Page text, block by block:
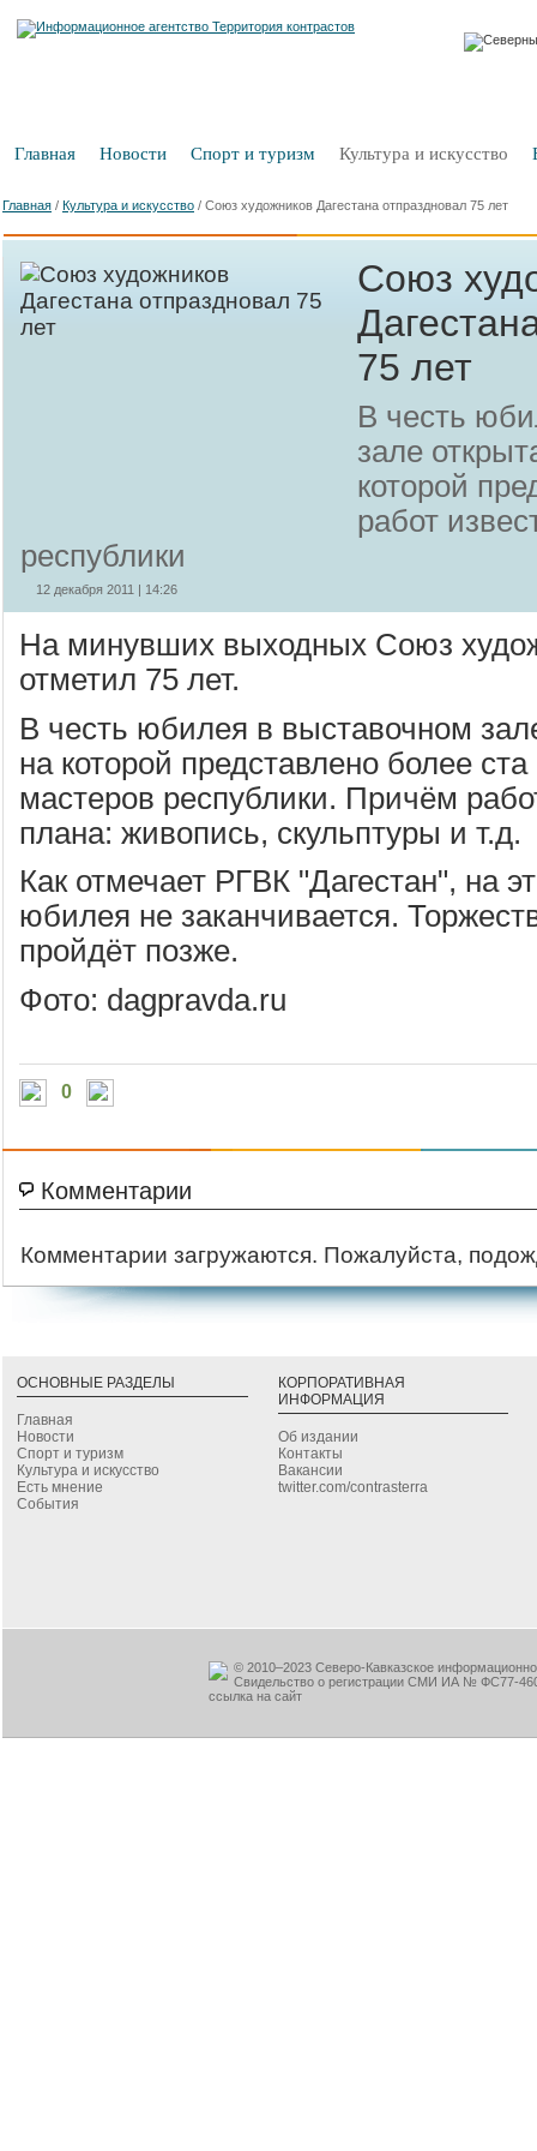
Главная Новости Спорт и туризм Культура и искусство
Главная / Культура и искусство / Союз художников Дагестана отпраздновал 75 лет
Союз
75 лет
В честь
зале
которой
работ
республики
12 декабря 2011 | 14:26
На минувших выходных Союз
отметил 75 лет.
В честь юбилея в выставочном
на которой представлено более
мастеров республики. Причём
плана: живопись, скульптуры и т.д.
Как отмечает РГВК "Дагестан", на
юбилея не заканчивается.
пройдёт позже.
Фото: dagpravda.ru
0
Комментарии
Комментарии загружаются. Пожалуйста,
ОСНОВНЫЕ РАЗДЕЛЫ
Главная
Новости
Спорт и туризм
Культура и искусство
Есть мнение
События
КОРПОРАТИВНАЯ
ИНФОРМАЦИЯ
Об издании
Контакты
Вакансии
twitter.com/contrasterra
© 2010–2023 Северо-Кавказское
Свидельство о регистрации СМИ ИА № ФС77-
ссылка на сайт